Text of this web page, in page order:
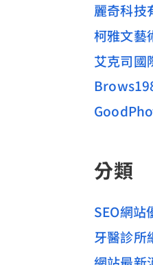
麗奇科技
柯雅文藝
艾克司國
分類
SEO網站
牙醫診所